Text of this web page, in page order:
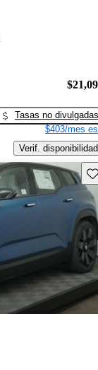
Tasas no divulgadas
$403/mes
Verif. disponibilidad